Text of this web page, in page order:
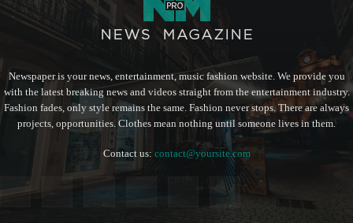
Newspaper is your news, entertainment, music fashion website. We provide you
with the latest breaking news and videos straight from the entertainment industry.
Fashion fades, only style remains the same. Fashion never stops. There are always
projects, opportunities. Clothes mean nothing until someone lives in them.
Contact us: contact@yoursite.com